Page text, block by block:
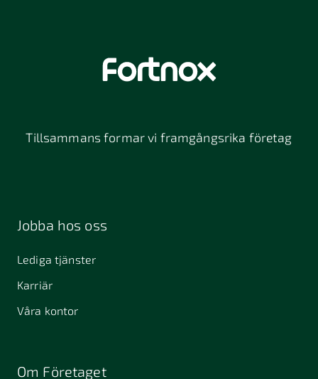
Tillsammans formar vi framgångsrika företag
Jobba hos oss
Lediga tjänster
Karriär
Våra kontor
Om Företaget